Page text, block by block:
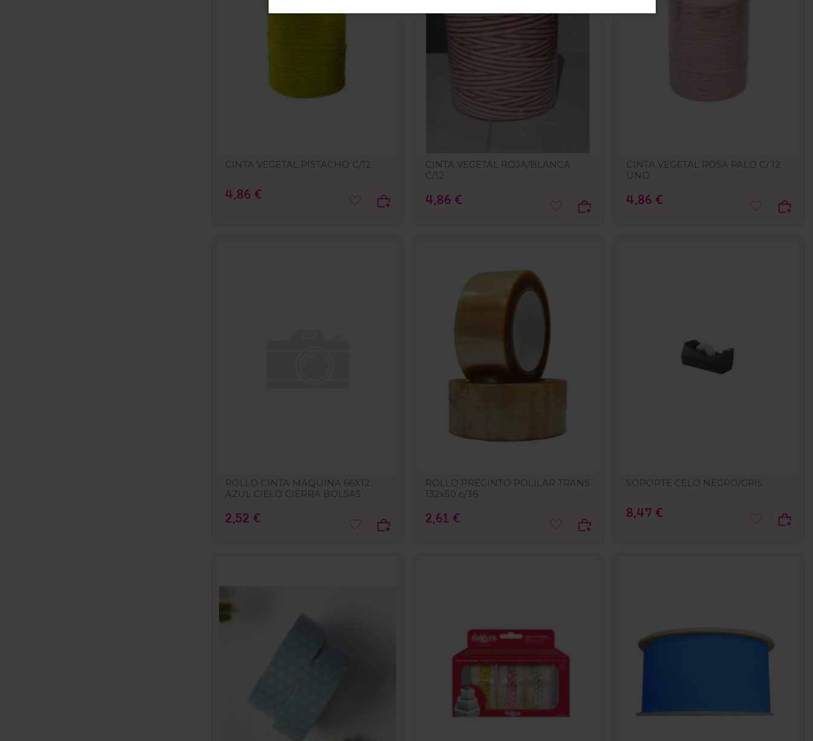
CINTA VEGETAL PISTACHO C/12
4,86 €
CINTA VEGETAL ROJA/BLANCA
C/12
4,86 €
CINTA VEGETAL ROSA PALO C/ 12
UND
4,86 €
ROLLO CINTA MAQUINA 66X12
AZUL CIELO CIERRA BOLSAS
2,52 €
ROLLO PRECINTO POLILAR TRANS
132x50 c/36
2,61 €
SOPORTE CELO NEGRO/GRIS
8,47 €